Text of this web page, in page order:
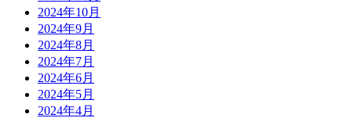
2024年10月
2024年9月
2024年8月
2024年7月
2024年6月
2024年5月
2024年4月